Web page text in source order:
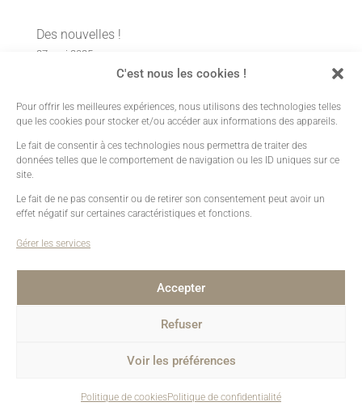
C'est nous les cookies !
Pour offrir les meilleures expériences, nous utilisons des technologies telles
que les cookies pour stocker et/ou accéder aux informations des appareils.
Le fait de consentir à ces technologies nous permettra de traiter des
données telles que le comportement de navigation ou les ID uniques sur ce
site.
Le fait de ne pas consentir ou de retirer son consentement peut avoir un
effet négatif sur certaines caractéristiques et fonctions.
Gérer les services
Accepter
Refuser
Voir les préférences
Politique de cookiesPolitique de confidentialité
Des nouvelles !
27 mai 2025
Comment se déroule une séance photo ?
Portraits de Marins
22 décembre 2023
En Famille : K & H
En Studio : V & T
Les catégories